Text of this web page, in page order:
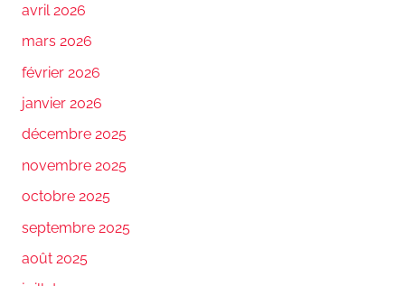
avril 2026
mars 2026
février 2026
janvier 2026
décembre 2025
novembre 2025
octobre 2025
septembre 2025
août 2025